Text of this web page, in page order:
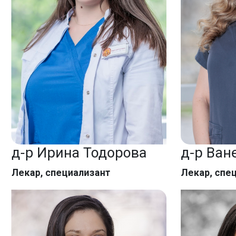
д-р Ирина Тодорова
Лекар, специализант
д-р
Лекар,